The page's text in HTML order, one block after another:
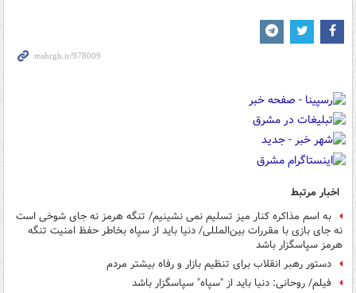
اخبار مرتبط
به اسم مذاکره کنار میز تسلیم نمی نشینیم/ تنگه هرمز نه جای شوخی است
نه جای بازی با مقررات بین‌المللی/ دنیا باید از سپاه بخاطر حفظ امنیت تنگه
هرمز سپاسگزار باشد
دستور رهبر انقلاب برای تنظیم بازار و رفاه بیشتر مردم
فیلم/ روحانی: دنیا باید از "سپاه" سپاسگزار باشد